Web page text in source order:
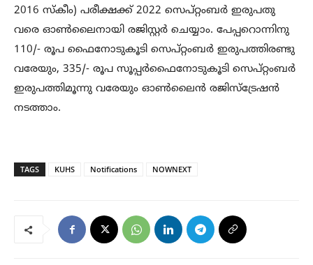
2016 സ്കീം) പരീക്ഷക്ക് 2022 സെപ്റ്റംബർ ഇരുപതു
വരെ ഓൺലൈനായി രജിസ്റ്റർ ചെയ്യാം. പേപ്പറൊന്നിനു
110/- രൂപ ഫൈനോടുകൂടി സെപ്റ്റംബർ ഇരുപത്തിരണ്ടു
വരേയും, 335/- രൂപ സൂപ്പർഫൈനോടുകൂടി സെപ്റ്റംബർ
ഇരുപത്തിമൂന്നു വരേയും ഓൺലൈൻ രജിസ്ട്രേഷൻ
നടത്താം.
TAGS KUHS Notifications NOWNEXT